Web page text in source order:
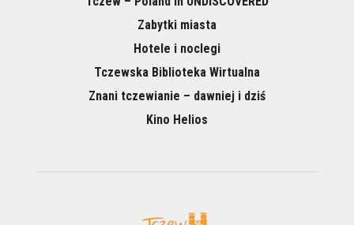
Zabytki miasta
Hotele i noclegi
Tczewska Biblioteka Wirtualna
Znani tczewianie – dawniej i dziś
Kino Helios